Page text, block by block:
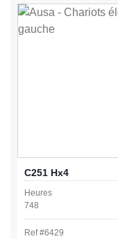
C251 Hx4
Heures
748
Ref #6429